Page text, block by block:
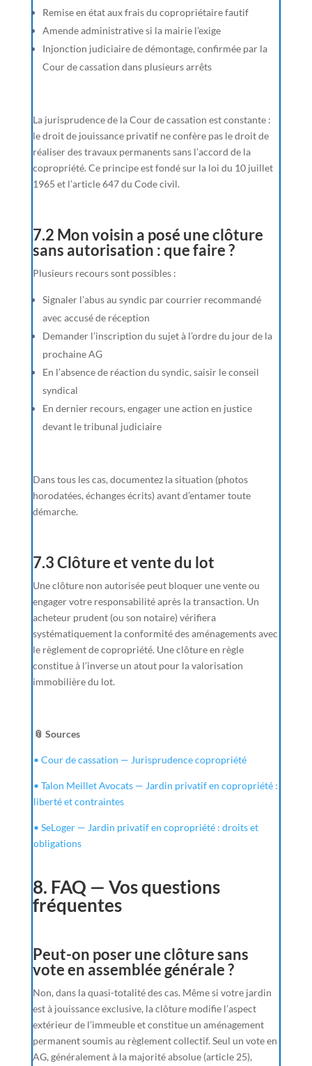
Remise en état aux frais du copropriétaire fautif
Amende administrative si la mairie l’exige
Injonction judiciaire de démontage, confirmée par la
Cour de cassation dans plusieurs arrêts
La jurisprudence de la Cour de cassation est constante :
le droit de jouissance privatif ne confère pas le droit de
réaliser des travaux permanents sans l’accord de la
copropriété. Ce principe est fondé sur la loi du 10 juillet
1965 et l’article 647 du Code civil.
7.2 Mon voisin a posé une clôture
sans autorisation : que faire ?
Plusieurs recours sont possibles :
Signaler l’abus au syndic par courrier recommandé
avec accusé de réception
Demander l’inscription du sujet à l’ordre du jour de la
prochaine AG
En l’absence de réaction du syndic, saisir le conseil
syndical
En dernier recours, engager une action en justice
devant le tribunal judiciaire
Dans tous les cas, documentez la situation (photos
horodatées, échanges écrits) avant d’entamer toute
démarche.
7.3 Clôture et vente du lot
Une clôture non autorisée peut bloquer une vente ou
engager votre responsabilité après la transaction. Un
acheteur prudent (ou son notaire) vérifiera
systématiquement la conformité des aménagements avec
le règlement de copropriété. Une clôture en règle
constitue à l’inverse un atout pour la valorisation
immobilière du lot.
📎 Sources
• Cour de cassation — Jurisprudence copropriété
• Talon Meillet Avocats — Jardin privatif en copropriété :
liberté et contraintes
• SeLoger — Jardin privatif en copropriété : droits et
obligations
8. FAQ — Vos questions
fréquentes
Peut-on poser une clôture sans
vote en assemblée générale ?
Non, dans la quasi-totalité des cas. Même si votre jardin
est à jouissance exclusive, la clôture modifie l’aspect
extérieur de l’immeuble et constitue un aménagement
permanent soumis au règlement collectif. Seul un vote en
AG, généralement à la majorité absolue (article 25),